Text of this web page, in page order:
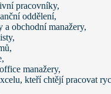
pracovníky,
oddělení,
a obchodní manažery,
manažery,
kteří chtějí pracovat